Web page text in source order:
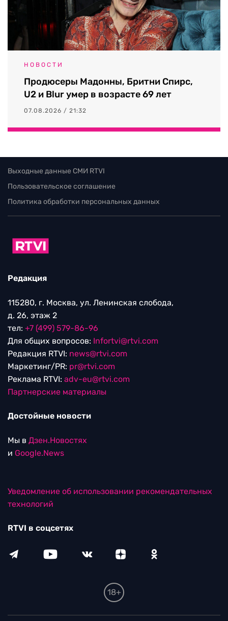
НОВОСТИ
Продюсеры Мадонны, Бритни Спирс,
U2 и Blur умер в возрасте 69 лет
07.08.2026 / 21:32
Выходные данные СМИ RTVI
Пользовательское соглашение
Политика обработки персональных данных
Редакция
115280, г. Москва, ул. Ленинская слобода,
д. 26, этаж 2
тел: +7 (499) 579-86-96
Для общих вопросов: Infortvi@rtvi.com
Редакция RTVI: news@rtvi.com
Маркетинг/PR: pr@rtvi.com
Реклама RTVI: adv-eu@rtvi.com
Партнерские материалы
Достойные новости
Мы в Дзен.Новостях
и Google.News
Уведомление об использовании рекомендательных
технологий
RTVI в соцсетях
18+